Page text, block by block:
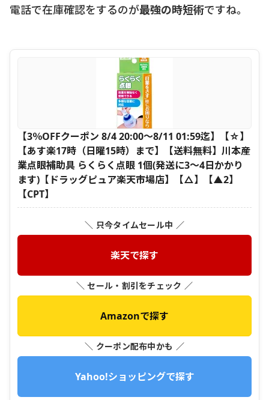
電話で在庫確認をするのが最強の時短術ですね。
【3％OFFクーポン 8/4 20:00〜8/11 01:59迄】【☆】
【あす楽17時（日曜15時）まで】【送料無料】川本産
業点眼補助具 らくらく点眼 1個(発送に3〜4日かかり
ます)【ドラッグピュア楽天市場店】【△】【▲2】
【CPT】
＼ 只今タイムセール中 ／
楽天で探す
＼ セール・割引をチェック ／
Amazonで探す
＼ クーポン配布中かも ／
Yahoo!ショッピングで探す